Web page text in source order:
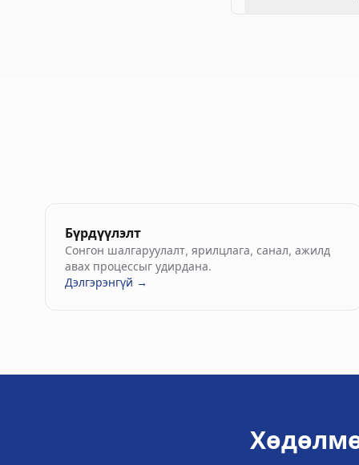
Бүрдүүлэлт
Сонгон шалгаруулалт, ярилцлага, санал, ажилд
авах процессыг удирдана.
Дэлгэрэнгүй →